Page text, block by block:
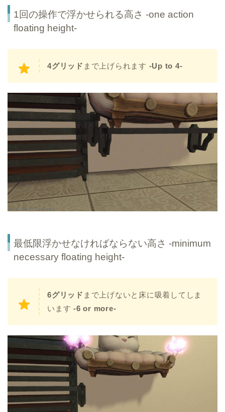
1回の操作で浮かせられる高さ -one action
floating height-
4グリッド まで上げられます -Up to 4-
最低限浮かせなければならない高さ -minimum
necessary floating height-
6グリッド まで上げないと床に吸着してしま
います-6 or more-